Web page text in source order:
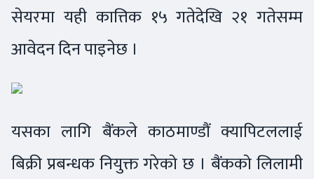
सेयरमा यही कात्तिक १५ गतेदेखि २१ गतेसम्म
आवेदन दिन पाइनेछ ।
यसका लागि बैंकले काठमाण्डौं क्यापिटललाई
बिक्री प्रबन्धक नियुक्त गरेको छ । बैंकको लिलामी